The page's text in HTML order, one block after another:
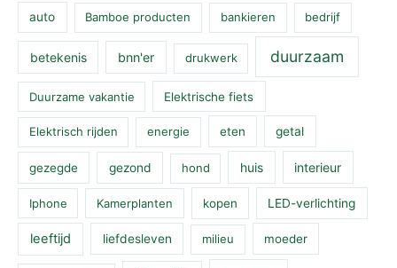
auto Bamboe producten bankieren bedrijf
betekenis bnn'er drukwerk duurzaam
Duurzame vakantie Elektrische fiets
Elektrisch rijden energie eten getal
gezegde gezond hond huis interieur
Iphone Kamerplanten kopen LED-verlichting
leeftijd liefdesleven milieu moeder